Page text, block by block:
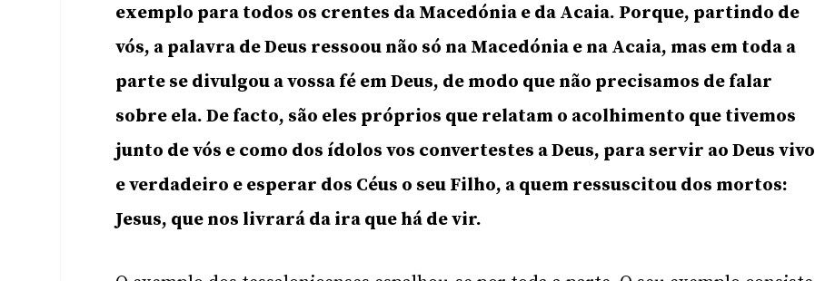
exemplo para todos os crentes da Macedónia e da Acaia. Porque, partindo de
vós, a palavra de Deus ressoou não só na Macedónia e na Acaia, mas em toda a
parte se divulgou a vossa fé em Deus, de modo que não precisamos de falar
sobre ela. De facto, são eles próprios que relatam o acolhimento que tivemos
junto de vós e como dos ídolos vos convertestes a Deus, para servir ao Deus vivo
e verdadeiro e esperar dos Céus o seu Filho, a quem ressuscitou dos mortos:
Jesus, que nos livrará da ira que há de vir.